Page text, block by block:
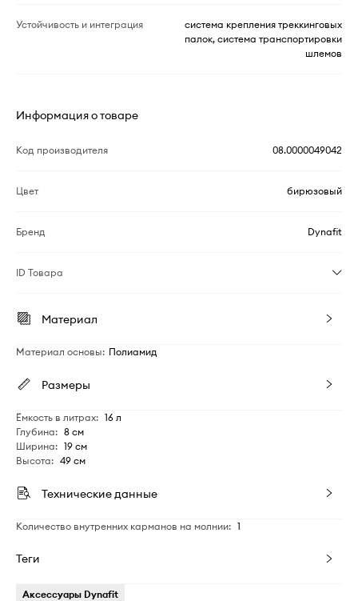
Устойчивость и интеграция
система крепления треккинговых
палок, система транспортировки
шлемов
Информация о товаре
Код производителя 08.0000049042
Цвет бирюзовый
Бренд Dynafit
ID Товара
Материал
Материал основы: Полиамид
Размеры
Ёмкость в литрах: 16 л
Глубина: 8 см
Ширина: 19 см
Высота: 49 см
Технические данные
Количество внутренних карманов на молнии: 1
Теги
Аксессуары Dynafit